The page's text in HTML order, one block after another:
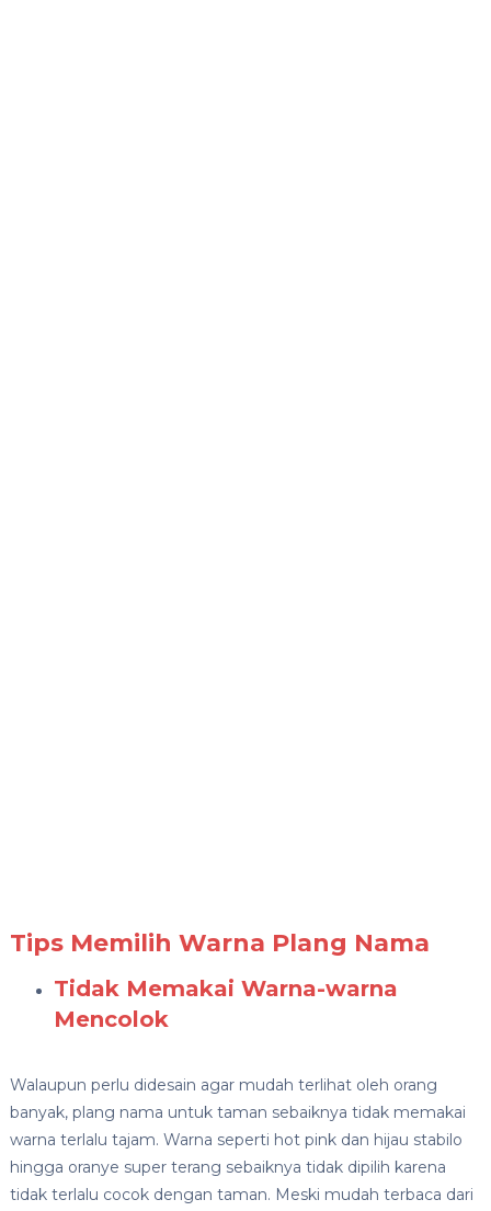
Tips Memilih Warna Plang Nama
Tidak Memakai Warna-warna
Mencolok
Walaupun perlu didesain agar mudah terlihat oleh orang
banyak, plang nama untuk taman sebaiknya tidak memakai
warna terlalu tajam. Warna seperti hot pink dan hijau stabilo
hingga oranye super terang sebaiknya tidak dipilih karena
tidak terlalu cocok dengan taman. Meski mudah terbaca dari